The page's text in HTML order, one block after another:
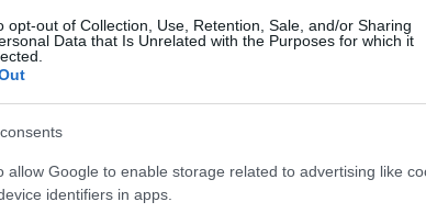
opt-out of Collection, Use, Retention, Sale, and/or Sharing
Data that Is Unrelated with the Purposes for which it
allow Google to enable storage related to advertising like
identifiers in apps.
enfants victimes ou non« , a indiqué le
«pour l’heure, on n’a pas d’éléments indiquant qu’il
«Je suis horrifié d’apprendre ça
« , a déclaré
école, au micro d’Europe 1. «